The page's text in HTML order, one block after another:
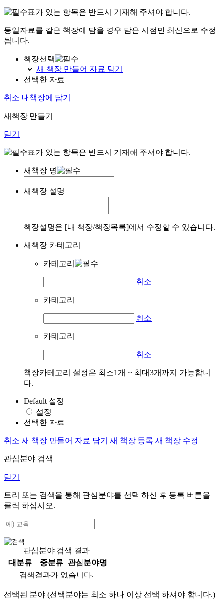
표가 있는 항목은 반드시 기재해 주셔야 합니다.
동일자료를 같은 책장에 담을 경우 담은 시점만 최신으로 수정
됩니다.
책장선택
새 책장 만들어 자료 담기
선택한 자료
취소 내책장에 담기
새책장 만들기
닫기
표가 있는 항목은 반드시 기재해 주셔야 합니다.
새책장 명
새책장 설명
책장설명은 [내 책장/책장목록]에서 수정할 수 있습니다.
새책장 카테고리
카테고리
취소
카테고리
취소
카테고리
취소
책장카테고리 설정은 최소1개 ~ 최대3개까지 가능합니
다.
Default 설정
설정
선택한 자료
취소 새 책장 만들어 자료 담기 새 책장 등록 새 책장 수정
관심분야 검색
닫기
트리 또는 검색을 통해 관심분야를 선택 하신 후 등록 버튼을
클릭 하십시오.
관심분야 검색 결과
대분류
중분류
관심분야명
검색결과가 없습니다.
선택된 분야 (선택분야는 최소 하나 이상 선택 하셔야 합니다.)